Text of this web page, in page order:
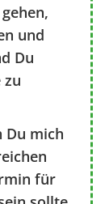
und
Du
zu
Du mich
für